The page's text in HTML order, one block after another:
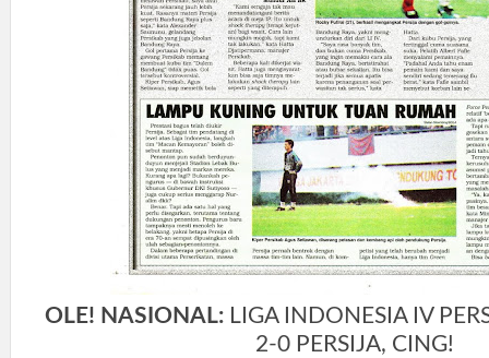
OLE! NASIONAL:LIGA INDONESIA IV
2-0 PERSIJA, CING!